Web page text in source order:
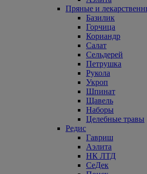
Пряные и
Базилик
Горчица
Кориандр
Салат
Сельдерей
Петрушка
Рукола
Укроп
Шпинат
Щавель
Наборы
Целебные травы
Редис
Гавриш
Аэлита
НК ЛТД
СеДек